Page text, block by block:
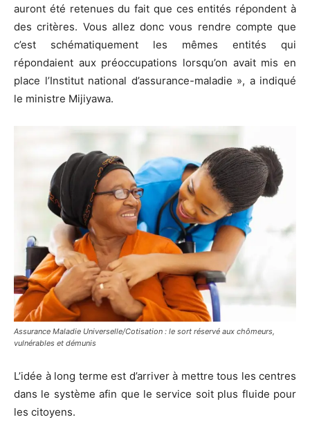
auront été retenues du fait que ces entités répondent à
des critères. Vous allez donc vous rendre compte que
c’est schématiquement les mêmes entités qui
répondaient aux préoccupations lorsqu’on avait mis en
place l’Institut national d’assurance-maladie », a indiqué
le ministre Mijiyawa.
Assurance Maladie Universelle/Cotisation : le sort réservé aux chômeurs,
vulnérables et démunis
L’idée à long terme est d’arriver à mettre tous les centres
dans le système afin que le service soit plus fluide pour
les citoyens.